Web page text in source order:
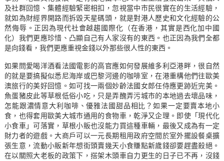
及社群回憶、集體經驗緊密相扣，忽視當中市民很實在的生活經驗，
就如為財經界開路而拆毀天星碼頭，就是對港人歷史和文化經驗的公
然侮辱。正因為現代社會越趨國際化（在香港，其實是西化加中國
化）我們更應珍惜、凸顯自己有人家沒有的東西。也正因為我們全都
是向錢看，我們更應重視金錢以外那些很人性的東西。
如果問愛喝洋酒看法國電影的高官應如何發展維多利亞港畔，很自然
的就是要搞擬似悉尼海岸或巴黎河邊的咖啡室，在港重構他們往歐美
澳旅行的美好回憶。如可找一兩個妙齡法國女郎任侍應更跡近完美。
魚蛋豬皮此等草根低俗小吃，只是弄醜弄污城市的本地過去壞品味，
怎能跟濃情意大利咖啡、優雅法國甜品相比？如果一定要賣本地小
食，也得套用歐美大城市通用的食物車，乾淨又企理。即使「現代化
小食車」可落實，草根小販也沒能力買這種車輛，最後又成為有一定
財力者的遊戲。大商戶可以一元長期租用政府空間於室外擺設餐桌擴
張生意，流動小販新年想街頭賣幾天小食賺點新歲錢卻要趕盡殺絕。
在以關照大老板的政策下，搭架木頭車自力更生的日子已不再，沒錢